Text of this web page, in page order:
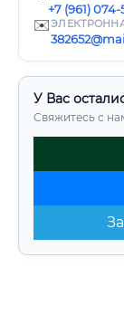
+7 (961)
✉️
У Вас
Свяжитесь с